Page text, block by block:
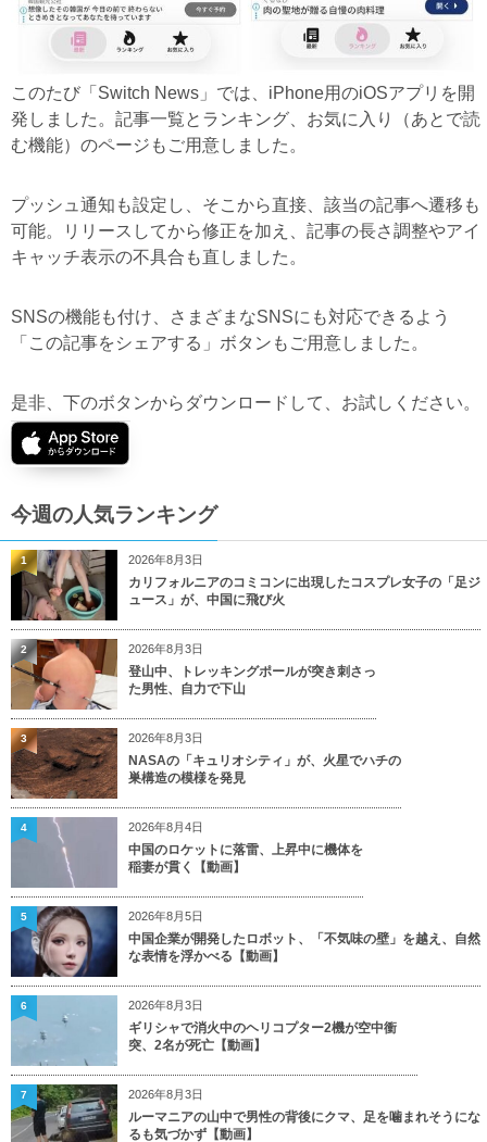
このたび「Switch News」では、iPhone用のiOSアプリを開
発しました。記事一覧とランキング、お気に入り（あとで読
む機能）のページもご用意しました。
プッシュ通知も設定し、そこから直接、該当の記事へ遷移も
可能。リリースしてから修正を加え、記事の長さ調整やアイ
キャッチ表示の不具合も直しました。
SNSの機能も付け、さまざまなSNSにも対応できるよう
「この記事をシェアする」ボタンもご用意しました。
是非、下のボタンからダウンロードして、お試しください。
今週の人気ランキング
2026年8月3日
カリフォルニアのコミコンに出現したコスプレ女子の「足ジ
ュース」が、中国に飛び火
1
2026年8月3日
登山中、トレッキングポールが突き刺さっ
た男性、自力で下山
2
2026年8月3日
NASAの「キュリオシティ」が、火星でハチの
巣構造の模様を発見
3
2026年8月4日
中国のロケットに落雷、上昇中に機体を
稲妻が貫く【動画】
4
2026年8月5日
中国企業が開発したロボット、「不気味の壁」を越え、自然
な表情を浮かべる【動画】
5
2026年8月3日
ギリシャで消火中のヘリコプター2機が空中衝
突、2名が死亡【動画】
6
2026年8月3日
ルーマニアの山中で男性の背後にクマ、足を噛まれそうにな
るも気づかず【動画】
7